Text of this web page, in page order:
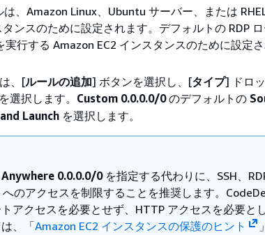
は、Amazon Linux、Ubuntu サーバー、または
ンスのために設定されます。デフォルトの RDP
行する Amazon EC2 インスタンスのために設定さ
、[ルールの追加] ボタンを選択し、[タイプ] ドロ
選択します。 Custom 0.0.0.0/0のデフォルトの
Launch を選択します。
Anywhere 0.0.0.0/0を指定する代わりに、SSH、
のアクセスを制限することを推奨します。
アクセスを必要とせず、HTTP アクセスを必要と
、「Amazon EC2 インスタンスの保護のヒント